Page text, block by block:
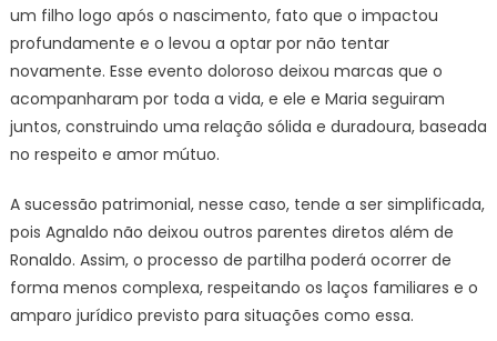
um filho logo após o nascimento, fato que o impactou
profundamente e o levou a optar por não tentar
novamente. Esse evento doloroso deixou marcas que o
acompanharam por toda a vida, e ele e Maria seguiram
juntos, construindo uma relação sólida e duradoura, baseada
no respeito e amor mútuo.
A sucessão patrimonial, nesse caso, tende a ser simplificada,
pois Agnaldo não deixou outros parentes diretos além de
Ronaldo. Assim, o processo de partilha poderá ocorrer de
forma menos complexa, respeitando os laços familiares e o
amparo jurídico previsto para situações como essa.